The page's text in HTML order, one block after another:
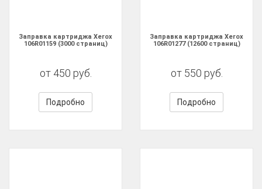
Заправка картриджа Xerox
106R01159 (3000 страниц)
от 450 руб.
Подробно
Заправка картриджа Xerox
106R01277 (12600 страниц)
от 550 руб.
Подробно